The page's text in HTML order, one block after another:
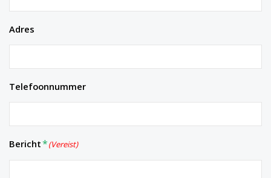
Adres
Telefoonnummer
Bericht (Vereist)